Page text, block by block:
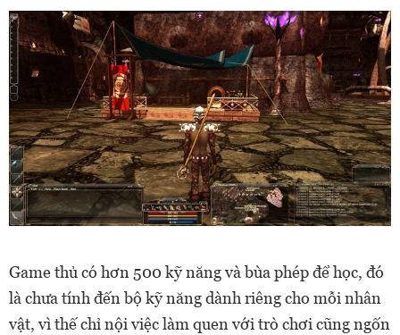
Game thủ có hơn 500 kỹ năng và bùa phép để học, đó
là chưa tính đến bộ kỹ năng dành riêng cho mỗi nhân
vật, vì thế chỉ nội việc làm quen với trò chơi cũng ngốn